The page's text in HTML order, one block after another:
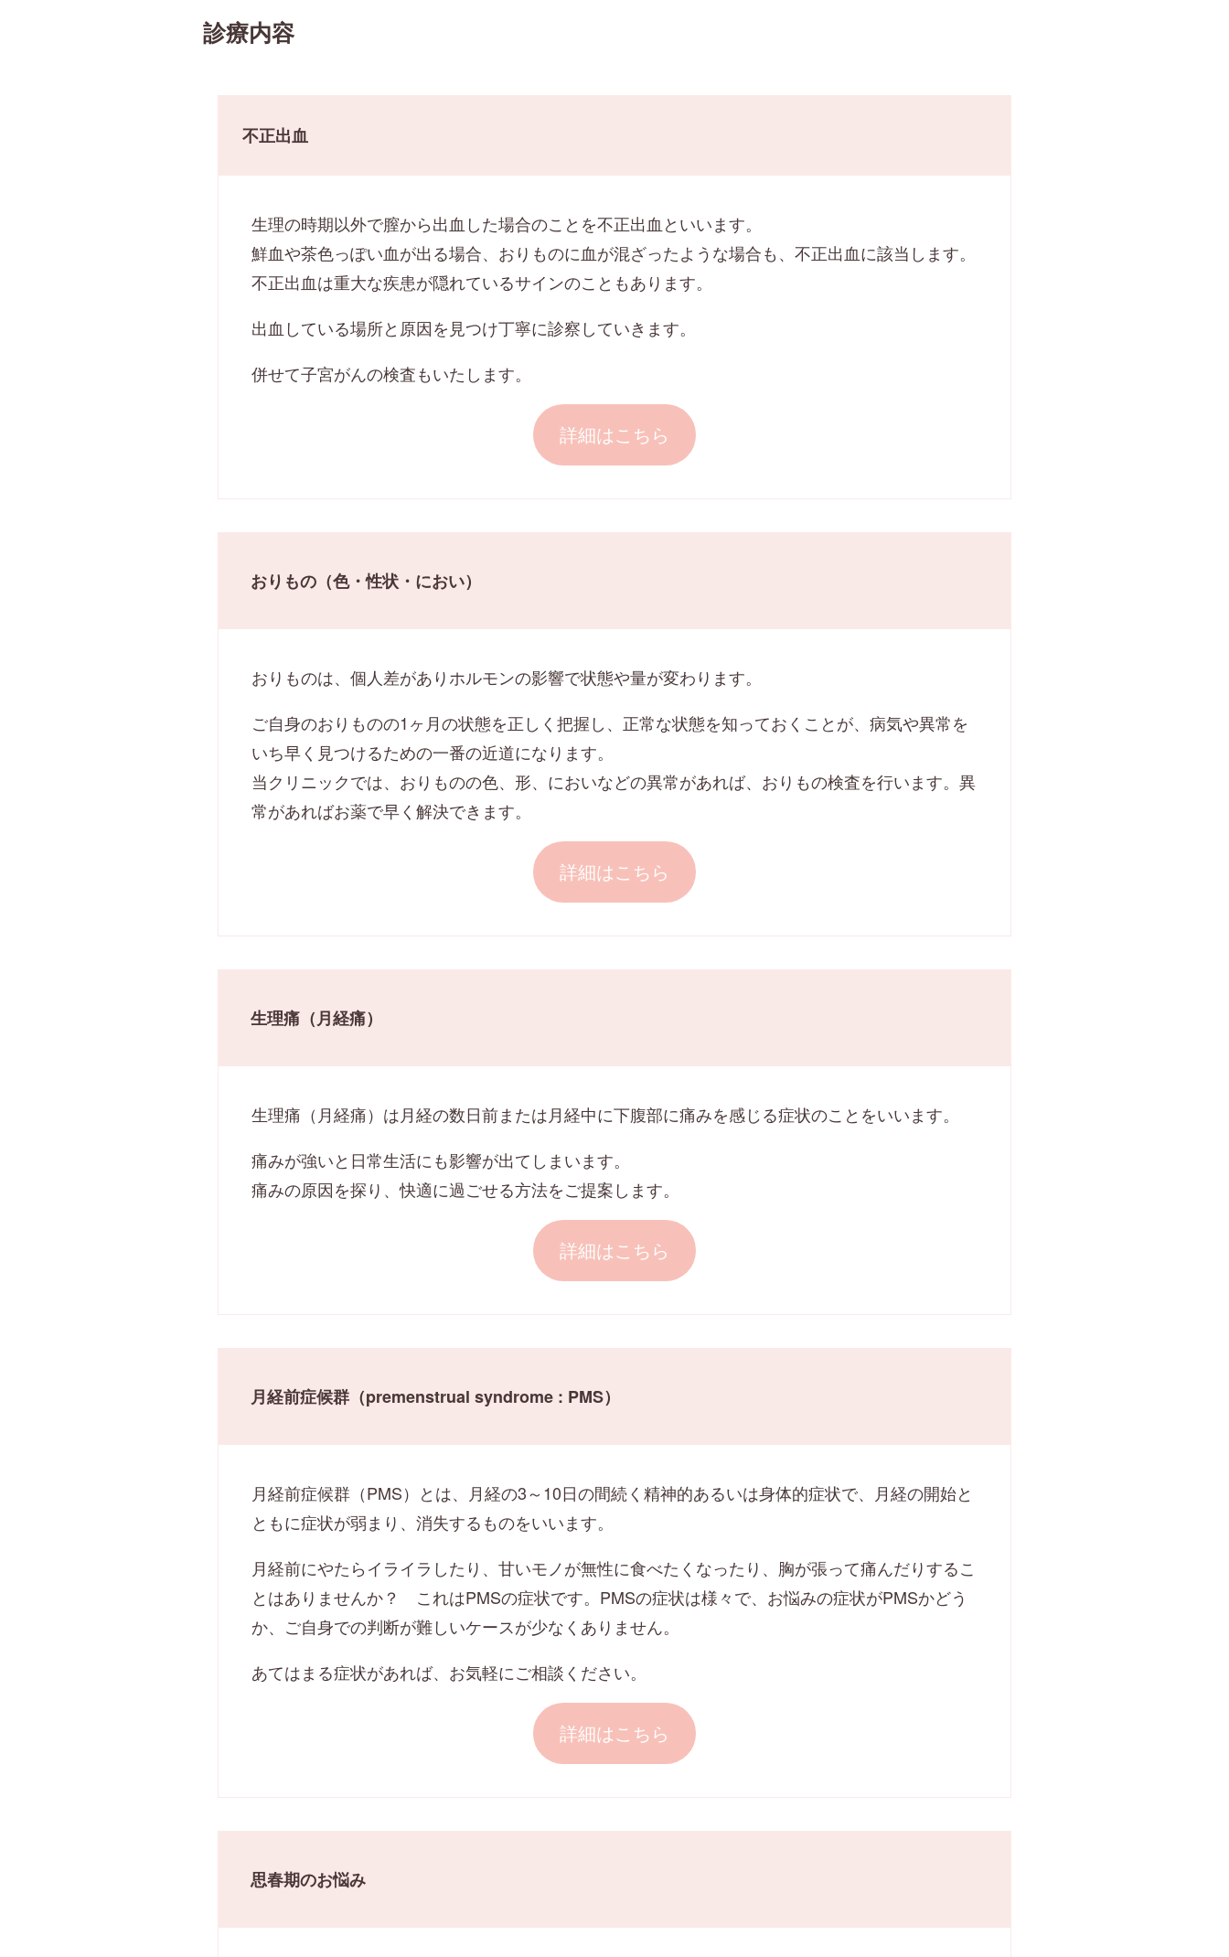
診療内容
不正出血
生理の時期以外で膣から出血した場合のことを不正出血といいます。
鮮血や茶色っぽい血が出る場合、おりものに血が混ざったような場合も、不正出血に該当します。
不正出血は重大な疾患が隠れているサインのこともあります。
出血している場所と原因を見つけ丁寧に診察していきます。
併せて子宮がんの検査もいたします。
詳細はこちら
おりもの（色・性状・におい）
おりものは、個人差がありホルモンの影響で状態や量が変わります。
ご自身のおりものの1ヶ月の状態を正しく把握し、正常な状態を知っておくことが、病気や異常を
いち早く見つけるための一番の近道になります。
当クリニックでは、おりものの色、形、においなどの異常があれば、おりもの検査を行います。異
常があればお薬で早く解決できます。
詳細はこちら
生理痛（月経痛）
生理痛（月経痛）は月経の数日前または月経中に下腹部に痛みを感じる症状のことをいいます。
痛みが強いと日常生活にも影響が出てしまいます。
痛みの原因を探り、快適に過ごせる方法をご提案します。
詳細はこちら
月経前症候群（premenstrual syndrome : PMS）
月経前症候群（PMS）とは、月経の3～10日の間続く精神的あるいは身体的症状で、月経の開始と
ともに症状が弱まり、消失するものをいいます。
月経前にやたらイライラしたり、甘いモノが無性に食べたくなったり、胸が張って痛んだりするこ
とはありませんか？ これはPMSの症状です。PMSの症状は様々で、お悩みの症状がPMSかどう
か、ご自身での判断が難しいケースが少なくありません。
あてはまる症状があれば、お気軽にご相談ください。
詳細はこちら
思春期のお悩み